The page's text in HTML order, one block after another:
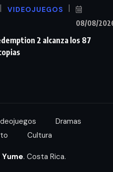
VIDEOJUEGOS
08/08/
2 alcanza los 87
Dramas
Cultura
. Costa Rica.